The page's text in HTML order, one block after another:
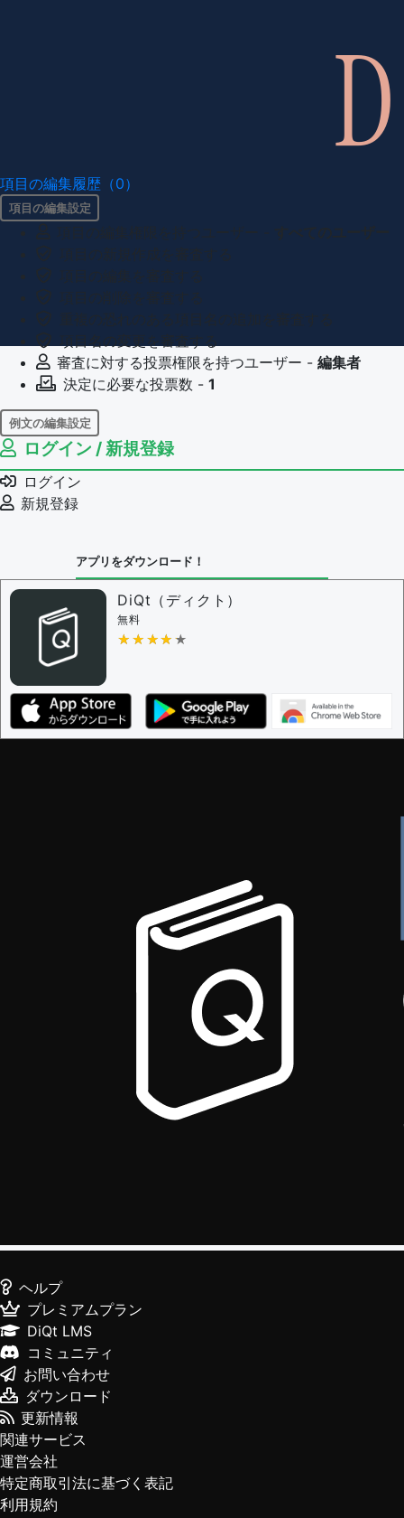
項目の編集履歴（0）
項目の編集設定
審査に対する投票権限を持つユーザー - 編集者
決定に必要な投票数 - 1
例文の編集設定
例文の編集権限を持つユーザー -
例文の削除を審査する
審査に対する投票権限を持つユーザー -
決定に必要な投票数 -
問題の編集権限を持つユーザー -すべてのユーザー
審査に対する投票権限を持つユーザー -
決定に必要な投票数 -
編集ガイドライン
ログイン / 新規登録
ログイン
新規登録
アプリをダウンロード！
DiQt（ディクト）
無料
★★★★★
★★★★★
ヘルプ
プレミアムプラン
DiQt LMS
コミュニティ
お問い合わせ
ダウンロード
更新情報
関連サービス
運営会社
特定商取引法に基づく表記
利用規約